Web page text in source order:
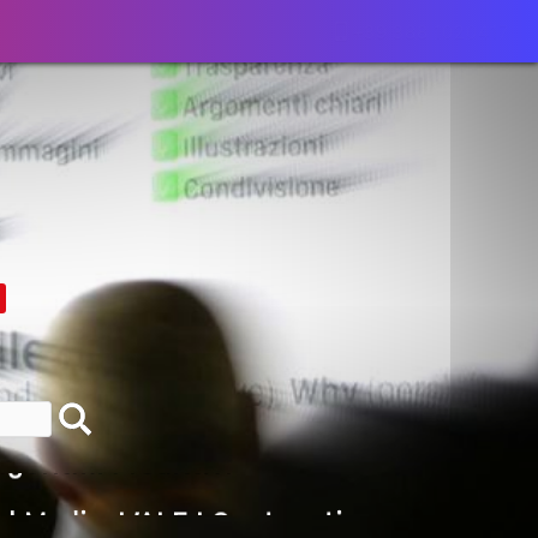
Motivazione…
Franzese
Davvero
Vecchia SEO
Predittivi
L’AI E I Contenuti…